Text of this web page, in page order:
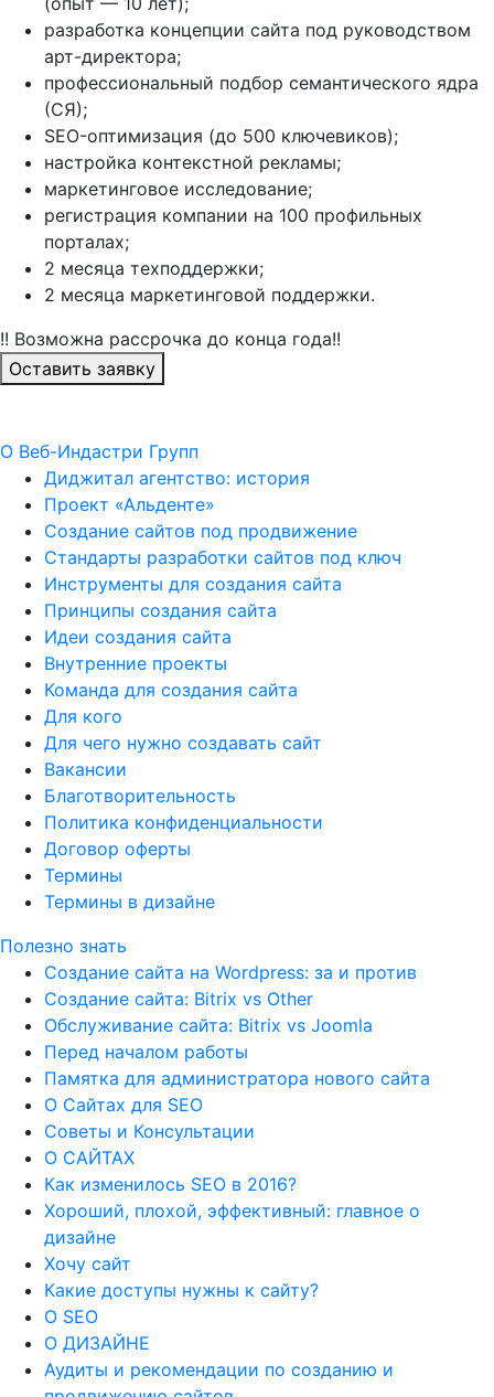
разработка концепции сайта под руководством
арт-директора;
профессиональный подбор семантического ядра
(СЯ);
SEO-оптимизация (до 500 ключевиков);
настройка контекстной рекламы;
маркетинговое исследование;
регистрация компании на 100 профильных
порталах;
2 месяца техподдержки;
2 месяца маркетинговой поддержки.
!! Возможна рассрочка до конца года!!
Оставить заявку
О Веб-Индастри Групп
Диджитал агентство: история
Проект «Альденте»
Создание сайтов под продвижение
Стандарты разработки сайтов под ключ
Инструменты для создания сайта
Принципы создания сайта
Идеи создания сайта
Внутренние проекты
Команда для создания сайта
Для кого
Для чего нужно создавать сайт
Вакансии
Благотворительность
Политика конфиденциальности
Договор оферты
Термины
Термины в дизайне
Полезно знать
Создание сайта на Wordpress: за и против
Создание сайта: Bitrix vs Other
Обслуживание сайта: Bitrix vs Joomla
Перед началом работы
Памятка для администратора нового сайта
О Сайтах для SEO
Советы и Консультации
О САЙТАХ
Как изменилось SEO в 2016?
Хороший, плохой, эффективный: главное о
дизайне
Хочу сайт
Какие доступы нужны к сайту?
О SEO
О ДИЗАЙНЕ
Аудиты и рекомендации по созданию и